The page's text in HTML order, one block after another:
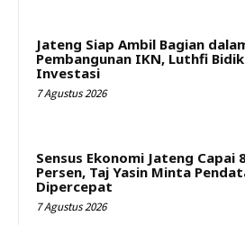
Jateng Siap Ambil Bagian
Pembangunan IKN, Luthfi Bidik
Investasi
7 Agustus 2026
Sensus Ekonomi Jateng Capai
Persen, Taj Yasin Minta
Dipercepat
7 Agustus 2026